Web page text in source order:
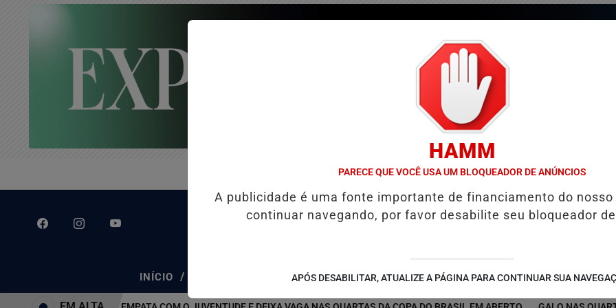
INÍCIO / COLUNAS / GUIA COMERCIAL / EDIÇÕES / NOTÍCIAS
HAMM
PARECE QUE VOCÊ USA UM BLOQUEADOR DE ANÚNCIOS
A publicidade é uma fonte importante de financiamento do nosso
continuar navegando, por favor desabilite seu bloqueador
APÓS DESABILITAR, ATUALIZE A PÁGINA PARA CONTINUAR SUA